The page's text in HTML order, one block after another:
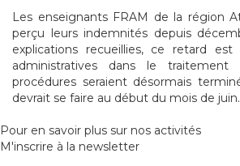
Les enseignants FRAM de la région
perçu leurs indemnités depuis
explications recueillies, ce retard
administratives dans le traitement
procédures seraient désormais
devrait se faire au début du mois de juin.
Pour en savoir plus sur nos activités
M'inscrire à la newsletter